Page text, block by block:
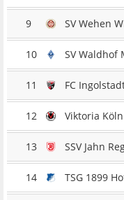
9 SV Wehen
10 SV Waldhof
11 FC
12 Viktoria Köln
13 SSV Jahn
14 TSG 1899